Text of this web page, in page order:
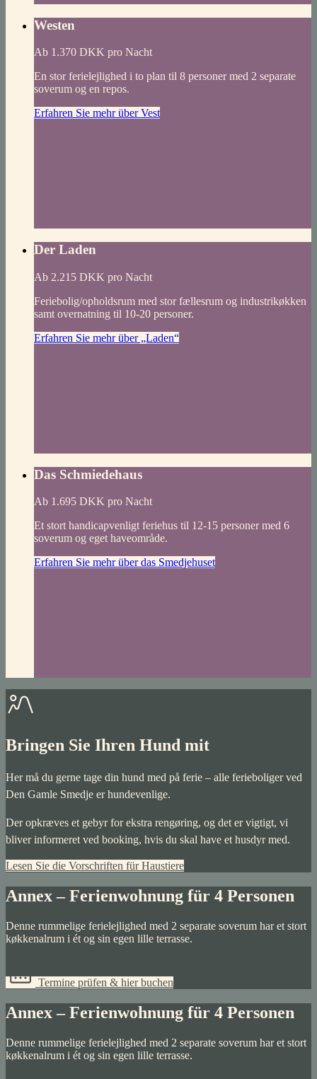
Westen
Ab 1.370 DKK pro Nacht
En stor ferielejlighed i to plan til 8 personer med 2 separate
soverum og en repos.
Erfahren Sie mehr über Vest
Der Laden
Ab 2.215 DKK pro Nacht
Feriebolig/opholdsrum med stor fællesrum og industrikøkken
samt overnatning til 10-20 personer.
Erfahren Sie mehr über „Laden“
Das Schmiedehaus
Ab 1.695 DKK pro Nacht
Et stort handicapvenligt feriehus til 12-15 personer med 6
soverum og eget haveområde.
Erfahren Sie mehr über das Smedjehuset
Bringen Sie Ihren Hund mit
Her må du gerne tage din hund med på ferie – alle ferieboliger ved
Den Gamle Smedje er hundevenlige.
Der opkræves et gebyr for ekstra rengøring, og det er vigtigt, vi
bliver informeret ved booking, hvis du skal have et husdyr med.
Lesen Sie die Vorschriften für Haustiere
Annex – Ferienwohnung für 4 Personen
Denne rummelige ferielejlighed med 2 separate soverum har et stort
køkkenalrum i ét og sin egen lille terrasse.
Termine prüfen & hier buchen
Annex – Ferienwohnung für 4 Personen
Denne rummelige ferielejlighed med 2 separate soverum har et stort
køkkenalrum i ét og sin egen lille terrasse.